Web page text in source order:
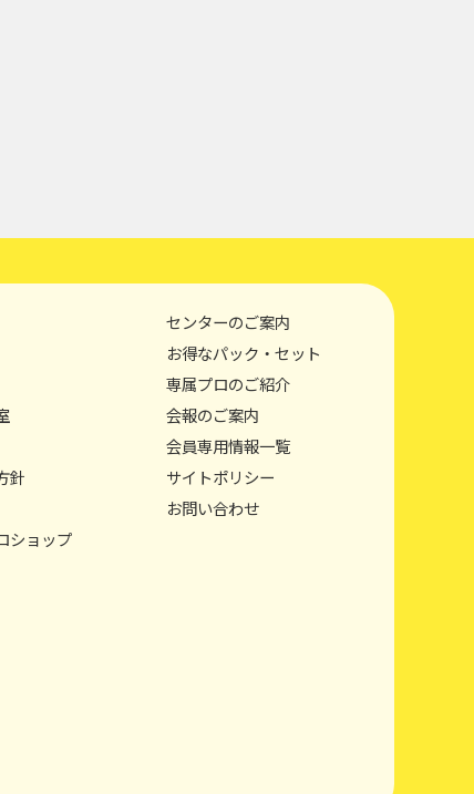
センターのご案内
お得なパック・セット
専属プロのご紹介
会報のご案内
会員専用情報一覧
針
サイトポリシー
お問い合わせ
ショップ